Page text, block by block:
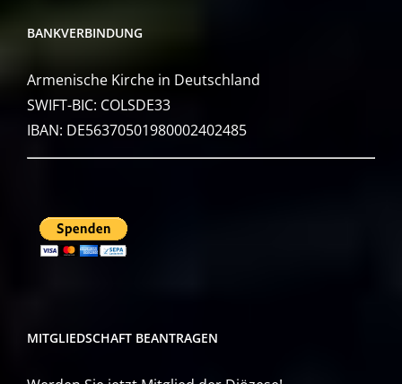
BANKVERBINDUNG
Armenische Kirche in Deutschland
SWIFT-BIC: COLSDE33
IBAN: DE56370501980002402485
MITGLIEDSCHAFT BEANTRAGEN